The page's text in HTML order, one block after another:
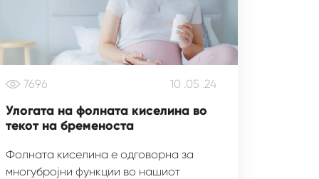
7696 10 .05 .24
Улогата на фолната киселина во
текот на бременоста
Фолната киселина е одговорна за
многубројни функции во нашиот